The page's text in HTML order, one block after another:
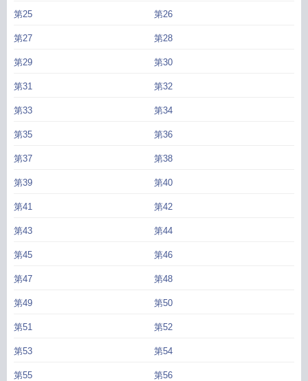
第25 第26
第27 第28
第29 第30
第31 第32
第33 第34
第35 第36
第37 第38
第39 第40
第41 第42
第43 第44
第45 第46
第47 第48
第49 第50
第51 第52
第53 第54
第55 第56